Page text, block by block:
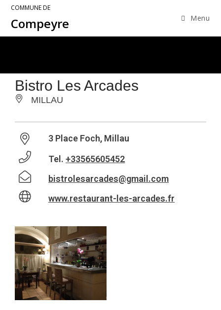
COMMUNE DE
Compeyre Menu
Bistro Les Arcades
MILLAU
3 Place Foch, Millau
Tel. +33565605452
bistrolesarcades@gmail.com
www.restaurant-les-arcades.fr